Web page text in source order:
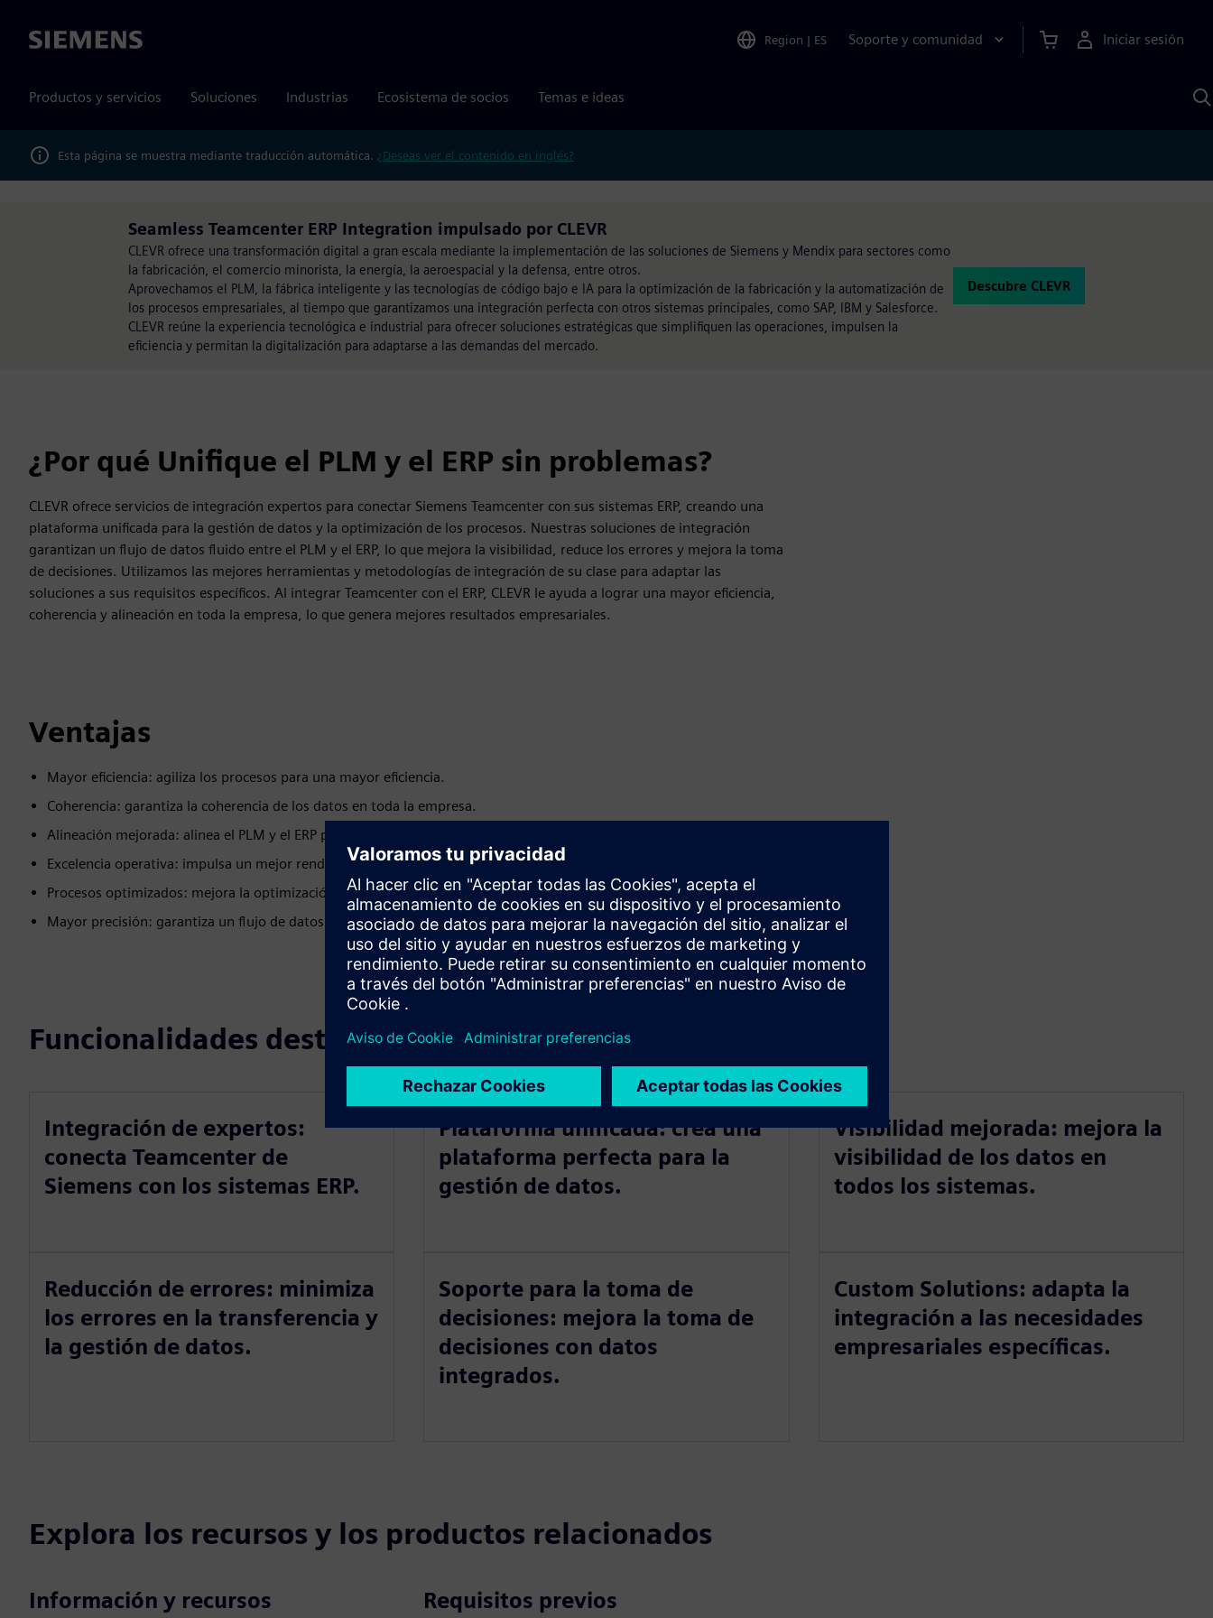
Siemens Region | ES Soporte y comunidad Iniciar sesión
Productos y servicios Soluciones Industrias Ecosistema de socios Temas e ideas
Esta página se muestra mediante traducción automática. ¿Deseas ver el contenido en inglés?
Seamless Teamcenter ERP Integration impulsado por CLEVR
CLEVR ofrece una transformación digital a gran escala mediante la implementación de las soluciones de Siemens y Mendix para sectores como
la fabricación, el comercio minorista, la energía, la aeroespacial y la defensa, entre otros.
Aprovechamos el PLM, la fábrica inteligente y las tecnologías de código bajo e IA para la optimización de la fabricación y la automatización de
los procesos empresariales, al tiempo que garantizamos una integración perfecta con otros sistemas principales, como SAP, IBM y Salesforce.
CLEVR reúne la experiencia tecnológica e industrial para ofrecer soluciones estratégicas que simplifiquen las operaciones, impulsen la
eficiencia y permitan la digitalización para adaptarse a las demandas del mercado.
Descubre CLEVR
¿Por qué Unifique el PLM y el ERP sin problemas?
CLEVR ofrece servicios de integración expertos para conectar Siemens Teamcenter con sus sistemas ERP, creando una
plataforma unificada para la gestión de datos y la optimización de los procesos. Nuestras soluciones de integración
garantizan un flujo de datos fluido entre el PLM y el ERP, lo que mejora la visibilidad, reduce los errores y mejora la toma
de decisiones. Utilizamos las mejores herramientas y metodologías de integración de su clase para adaptar las
soluciones a sus requisitos específicos. Al integrar Teamcenter con el ERP, CLEVR le ayuda a lograr una mayor eficiencia,
coherencia y alineación en toda la empresa, lo que genera mejores resultados empresariales.
Ventajas
Mayor eficiencia: agiliza los procesos para una mayor eficiencia.
Coherencia: garantiza la coherencia de los datos en toda la empresa.
Alineación mejorada: alinea el PLM y el ERP para obtener mejores resultados.
Excelencia operativa: impulsa un mejor rendimiento empresarial.
Procesos optimizados: mejora la optimización general de los procesos.
Mayor precisión: garantiza un flujo de datos preciso y fiable.
Funcionalidades destacadas
Integración de expertos:
conecta Teamcenter de
Siemens con los sistemas ERP.
Plataforma unificada: crea una
plataforma perfecta para la
gestión de datos.
Visibilidad mejorada: mejora la
visibilidad de los datos en
todos los sistemas.
Reducción de errores: minimiza
los errores en la transferencia y
la gestión de datos.
Soporte para la toma de
decisiones: mejora la toma de
decisiones con datos
integrados.
Custom Solutions: adapta la
integración a las necesidades
empresariales específicas.
Explora los recursos y los productos relacionados
Información y recursos
Requisitos previos